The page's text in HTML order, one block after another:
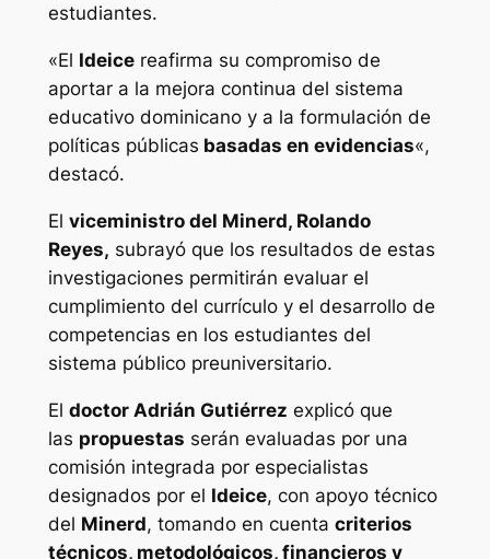
estudiantes.
«El Ideicereafirma su compromiso de
aportar a la mejora continua del sistema
educativo dominicano y a la formulación de
políticas públicas basadas en evidencias«,
destacó.
El viceministro del Minerd, Rolando
Reyes, subrayó que los resultados de estas
investigaciones permitirán evaluar el
cumplimiento del currículo y el desarrollo de
competencias en los estudiantes del
sistema público preuniversitario.
El doctor Adrián Gutiérrez explicó que
las propuestas serán evaluadas por una
comisión integrada por especialistas
designados por el Ideice, con apoyo técnico
del Minerd, tomando en cuenta criterios
técnicos, metodológicos, financieros y